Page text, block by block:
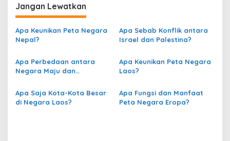
i
g
a
i
o
s
Jangan Lewatkan
Apa Keunikan Peta Negara
Nepal?
Apa Sebab Konflik antara
Israel dan Palestina?
Apa Perbedaan antara
Negara Maju dan
Peta?
Apa Keunikan Peta Negara
Laos?
Apa Saja Kota-Kota Besar
di Negara Laos?
Apa Fungsi dan Manfaat
Peta Negara Eropa?